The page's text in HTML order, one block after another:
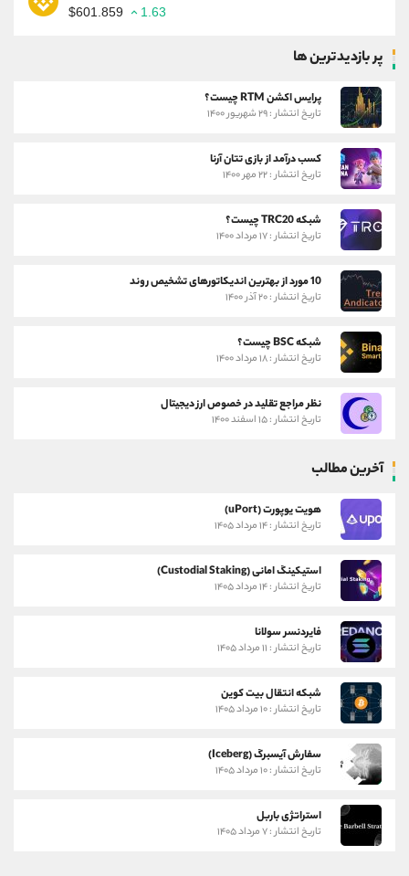
$601.859 1.63
پر بازدیدترین ها
پرایس اکشن RTM چیست؟
تاریخ انتشار : ۲۹ شهریور ۱۴۰۰
کسب درآمد از بازی تتان آرنا
تاریخ انتشار : ۲۲ مهر ۱۴۰۰
شبکه TRC20 چیست؟
تاریخ انتشار : ۱۷ مرداد ۱۴۰۰
10 مورد از بهترین اندیکاتورهای تشخیص روند
تاریخ انتشار : ۲۰ آذر ۱۴۰۰
شبکه BSC چیست؟
تاریخ انتشار : ۱۸ مرداد ۱۴۰۰
نظر مراجع تقلید در خصوص ارز دیجیتال
تاریخ انتشار : ۱۵ اسفند ۱۴۰۰
آخرین مطالب
هویت یوپورت (uPort)
تاریخ انتشار : ۱۴ مرداد ۱۴۰۵
استیکینگ امانی (Custodial Staking)
تاریخ انتشار : ۱۴ مرداد ۱۴۰۵
فایردنسر سولانا
تاریخ انتشار : ۱۱ مرداد ۱۴۰۵
شبکه انتقال بیت کوین
تاریخ انتشار : ۱۰ مرداد ۱۴۰۵
سفارش آیسبرگ (Iceberg)
تاریخ انتشار : ۱۰ مرداد ۱۴۰۵
استراتژی باربل
تاریخ انتشار : ۷ مرداد ۱۴۰۵